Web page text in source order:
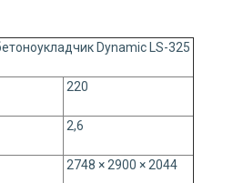
Dynamic LS-325
220
2,6
2748 × 2900 × 2044